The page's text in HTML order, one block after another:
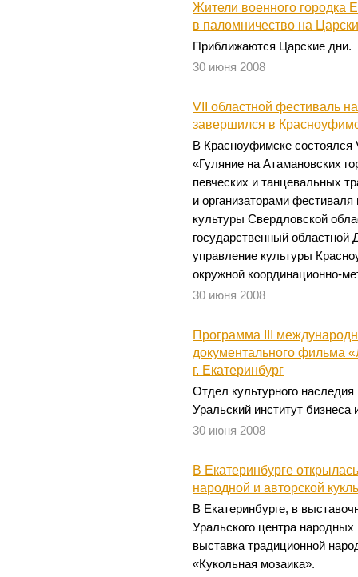
Жители военного городка
в паломничество на
Приближаются Царские дни.
30 июня 2008
VII областной фестиваль
завершился в
В Красноуфимске состоялся
«Гуляние на Атамановских
певческих и танцевальных
и организаторами
культуры Свердловской
государственный областной
управление культуры
окружной координационно-
30 июня 2008
Программа III
документального фильма
г. Екатеринбург
Отдел культурного наследия
Уральский институт бизнеса
30 июня 2008
В Екатеринбурге
народной и авторской
В Екатеринбурге, в
Уральского центра
выставка традиционной
«Кукольная мозаика».